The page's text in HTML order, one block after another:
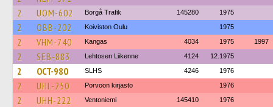
2 UOM-602 Borgå Trafik 145280 1975
2 OBB-202 Koiviston Oulu 1975
2 VHM-740 Kangas 4034 1975 1997
2 SEB-883 Lehtosen Liikenne 4124 12.1975
2 OCT-980 SLHS 4246 1976
2 UHL-250 Porvoon kirjasto 1976
2 UHH-222 Ventoniemi 145410 1976